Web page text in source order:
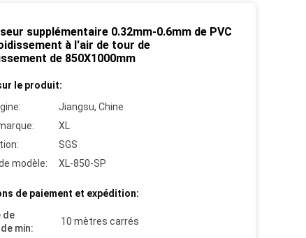
supplémentaire 0.32mm-0.6mm de PVC
à l'air de tour de
de 850X1000mm
le produit:
Jiangsu, Chine
XL
SGS
modèle:
XL-850-SP
de paiement et expédition:
de
min:
10 mètres carrés